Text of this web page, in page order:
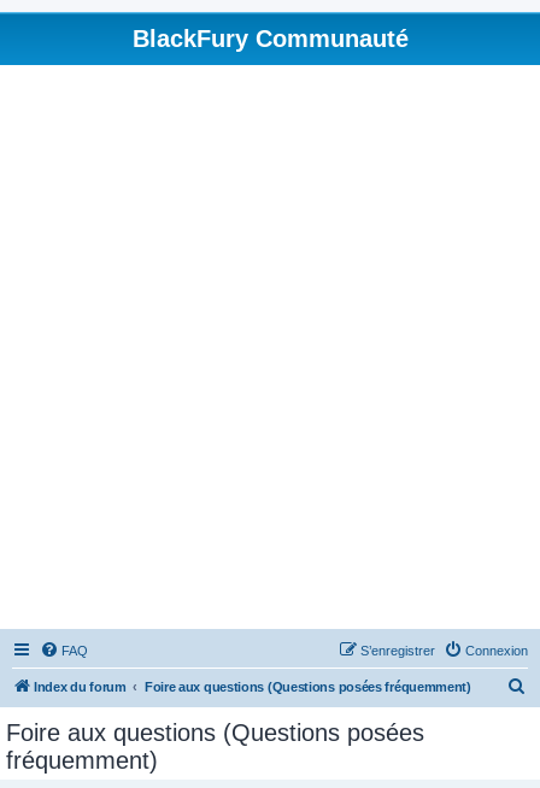
BlackFury Communauté
FAQ Connexion
S’enregistrer
Index du forum Foire aux questions (Questions posées fréquemment)
Foire aux questions (Questions posées
fréquemment)